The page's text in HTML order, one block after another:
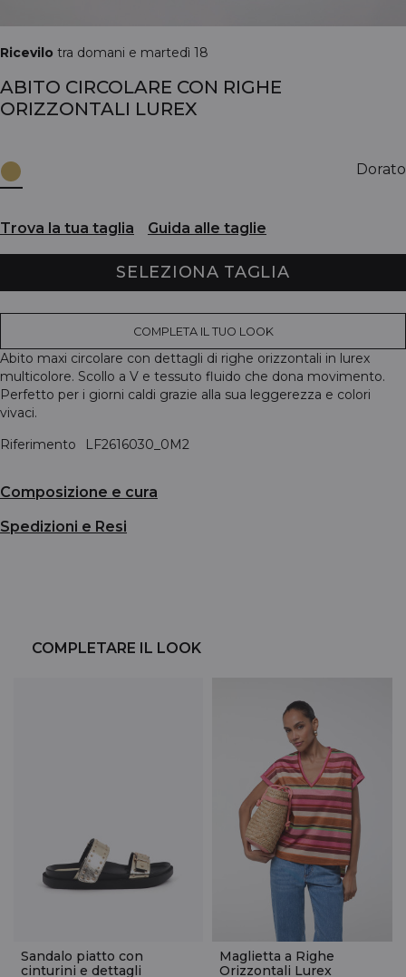
Ricevilo tra domani e martedì 18
ABITO CIRCOLARE CON RIGHE
ORIZZONTALI LUREX
Dorato
Trova la tua taglia Guida alle taglie
SELEZIONA TAGLIA
COMPLETA IL TUO LOOK
Abito maxi circolare con dettagli di righe orizzontali in lurex
multicolore. Scollo a V e tessuto fluido che dona movimento.
Perfetto per i giorni caldi grazie alla sua leggerezza e colori
vivaci.
Riferimento
LF2616030_0M2
Composizione e cura
Spedizioni e Resi
COMPLETARE IL LOOK
Sandalo piatto con
cinturini e dettagli
Maglietta a Righe
Orizzontali Lurex